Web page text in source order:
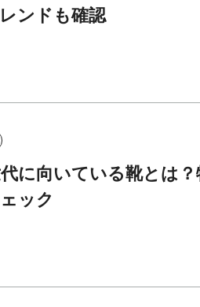
ンドも確認
に向いている靴とは
ック